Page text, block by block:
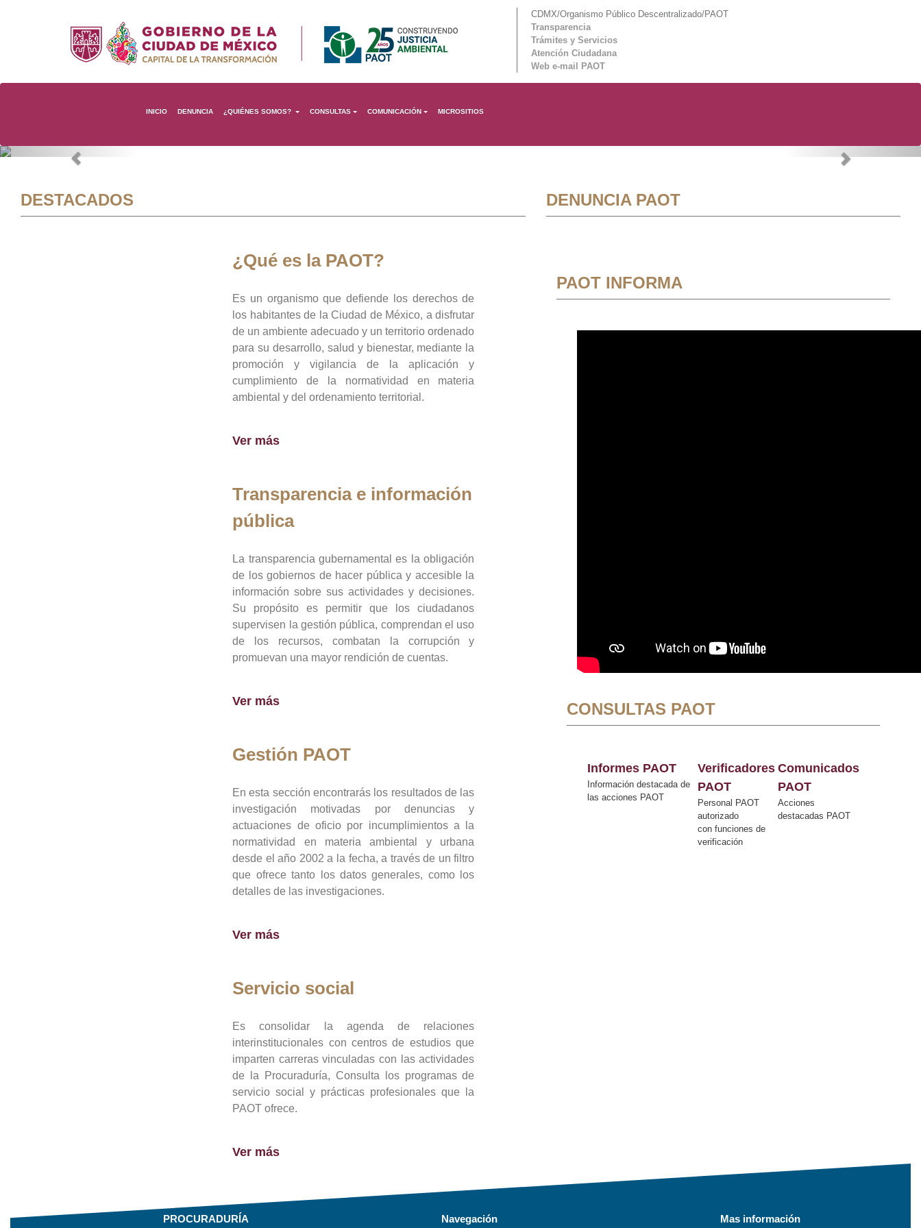
CDMX/Organismo Público Descentralizado/PAOT
Transparencia
Trámites y Servicios
Atención Ciudadana
Web e-mail PAOT
INICIO DENUNCIA ¿QUIÉNES SOMOS? CONSULTAS COMUNICACIÓN MICROSITIOS
Previous Next
DESTACADOS
¿Qué es la PAOT?
Es un organismo que defiende los derechos de
los habitantes de la Ciudad de México, a disfrutar
de un ambiente adecuado y un territorio ordenado
para su desarrollo, salud y bienestar, mediante la
promoción y vigilancia de la aplicación y
cumplimiento de la normatividad en materia
ambiental y del ordenamiento territorial.
Ver más
Transparencia e información
pública
La transparencia gubernamental es la obligación
de los gobiernos de hacer pública y accesible la
información sobre sus actividades y decisiones.
Su propósito es permitir que los ciudadanos
supervisen la gestión pública, comprendan el uso
de los recursos, combatan la corrupción y
promuevan una mayor rendición de cuentas.
Ver más
Gestión PAOT
En esta sección encontrarás los resultados de las
investigación motivadas por denuncias y
actuaciones de oficio por incumplimientos a la
normatividad en materia ambiental y urbana
desde el año 2002 a la fecha, a través de un filtro
que ofrece tanto los datos generales, como los
detalles de las investigaciones.
Ver más
Servicio social
Es consolidar la agenda de relaciones
interinstitucionales con centros de estudios que
imparten carreras vinculadas con las actividades
de la Procuraduría, Consulta los programas de
servicio social y prácticas profesionales que la
PAOT ofrece.
Ver más
DENUNCIA PAOT
PAOT INFORMA
CONSULTAS PAOT
Informes PAOT
Información destacada de
las acciones PAOT
Verificadores
PAOT
Personal PAOT
autorizado
con funciones de
verificación
Comunicados
PAOT
Acciones
destacadas PAOT
PROCURADURÍA Navegación Mas información